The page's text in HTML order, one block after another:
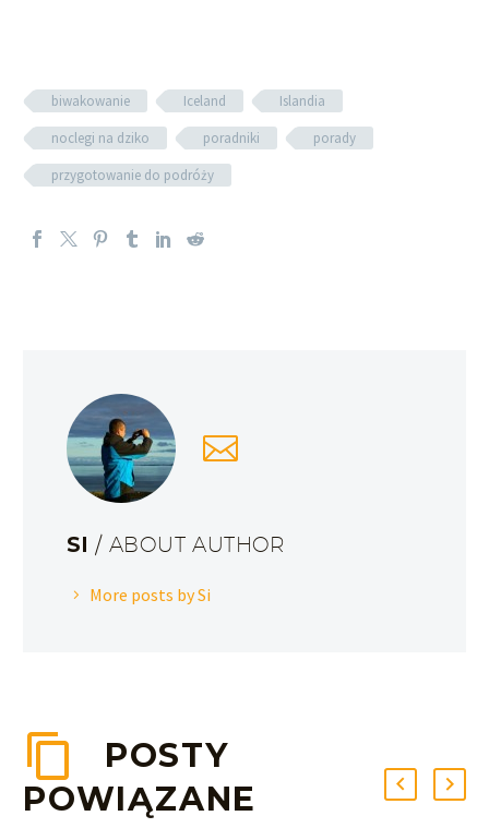
biwakowanie Iceland
Islandia
noclegi na dziko
poradniki
porady
przygotowanie do podróży
SI/ ABOUT AUTHOR
More posts by Si
POSTY
POWIĄZANE